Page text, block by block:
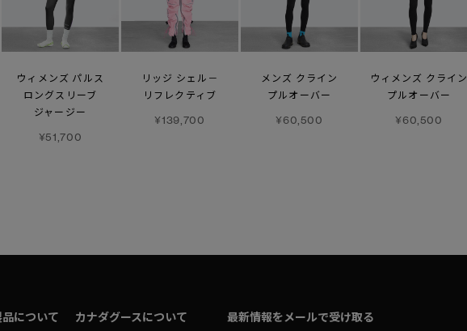
ウィメンズ パルス
ロングスリーブ
ジャージー
¥51,700
リッジ シェル－
リフレクティブ
¥139,700
メンズ クライン
プルオーバー
¥60,500
ウィメンズ クライン
プルオーバー
¥60,500
品について カナダグースについて 最新情報をメールで受け取る